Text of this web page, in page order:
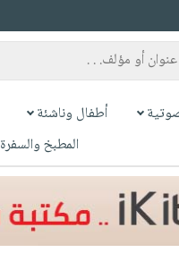
أطفال وناشئة
المطبخ والسفرة